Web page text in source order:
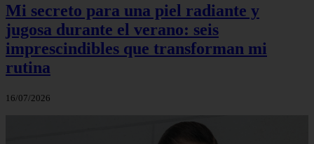
Mi secreto para una piel radiante y
jugosa durante el verano: seis
imprescindibles que transforman mi
rutina
16/07/2026